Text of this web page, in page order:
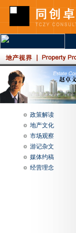
政策解读
地产文化
市场观察
游记杂文
媒体约稿
经营理念